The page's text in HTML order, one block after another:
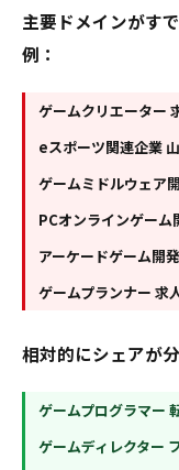
主要ドメインがす
例：
ゲームクリエーター
eスポーツ関連企業
ゲームミドルウェア
PCオンラインゲーム
アーケードゲーム開
ゲームプランナー 求
相対的にシェアが
ゲームプログラマー
ゲームディレクター